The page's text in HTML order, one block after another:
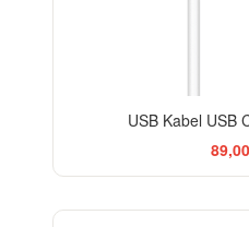
USB Kabel USB